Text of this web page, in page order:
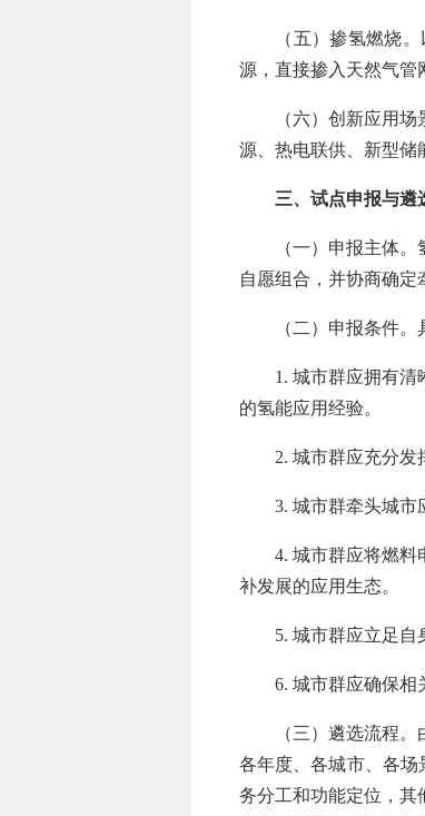
（五）掺氢燃烧。以
源，直接掺入天然气管
（六）创新应用场景
源、热电联供、新型储
三、试点申报与遴
（一）申报主体。氢
自愿组合，并协商确定
（二）申报条件。具
1. 城市群应拥有清晰
的氢能应用经验。
2. 城市群应充分发挥
3. 城市群牵头城市应
4. 城市群应将燃料电
补发展的应用生态。
5. 城市群应立足自身
6. 城市群应确保相关
（三）遴选流程。由
各年度、各城市、各
务分工和功能定位，其